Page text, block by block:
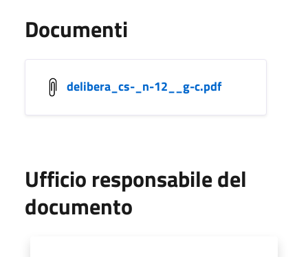
Documenti
delibera_cs-_n-12__g-c.pdf
Ufficio responsabile del
documento